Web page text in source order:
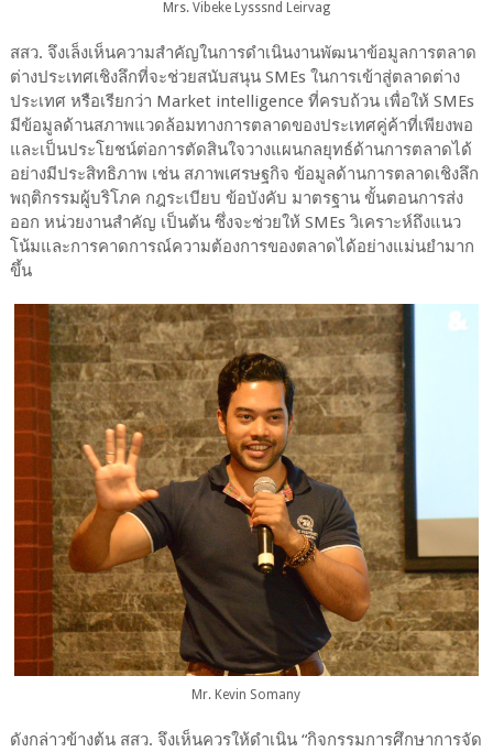
Mrs. Vibeke Lysssnd Leirvag
สสว. จึงเล็งเห็นความสำคัญในการดำเนินงานพัฒนาข้อมูลการตลาด
ต่างประเทศเชิงลึกที่จะช่วยสนับสนุน SMEs ในการเข้าสู่ตลาดต่าง
ประเทศ หรือเรียกว่า Market intelligence ที่ครบถ้วน เพื่อให้ SMEs
มีข้อมูลด้านสภาพแวดล้อมทางการตลาดของประเทศคู่ค้าที่เพียงพอ
และเป็นประโยชน์ต่อการตัดสินใจวางแผนกลยุทธ์ด้านการตลาดได้
อย่างมีประสิทธิภาพ เช่น สภาพเศรษฐกิจ ข้อมูลด้านการตลาดเชิงลึก
พฤติกรรมผู้บริโภค กฎระเบียบ ข้อบังคับ มาตรฐาน ขั้นตอนการส่ง
ออก หน่วยงานสำคัญ เป็นต้น ซึ่งจะช่วยให้ SMEs วิเคราะห์ถึงแนว
โน้มและการคาดการณ์ความต้องการของตลาดได้อย่างแม่นยำมาก
ขึ้น
Mr. Kevin Somany
ดังกล่าวข้างต้น สสว. จึงเห็นควรให้ดำเนิน “กิจกรรมการศึกษาการจัด